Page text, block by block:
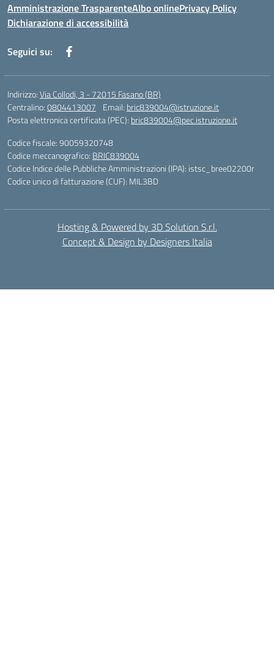
Amministrazione TrasparenteAlbo onlinePrivacy Policy
Dichiarazione di accessibilità
Seguici su:
Indirizzo:Via Collodi, 3 - 72015 Fasano (BR)
Centralino:0804413007 Email: bric839004@istruzione.it
Posta elettronica certificata (PEC): bric839004@pec.istruzione.it
Codice fiscale: 90059320748
Codice meccanografico: BRIC839004
Codice Indice delle Pubbliche Amministrazioni (IPA): istsc_bree02200r
Codice unico di fatturazione (CUF): MIL3BD
Hosting & Powered by 3D Solution S.r.l.
Concept & Design by Designers Italia